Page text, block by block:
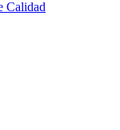
Calidad